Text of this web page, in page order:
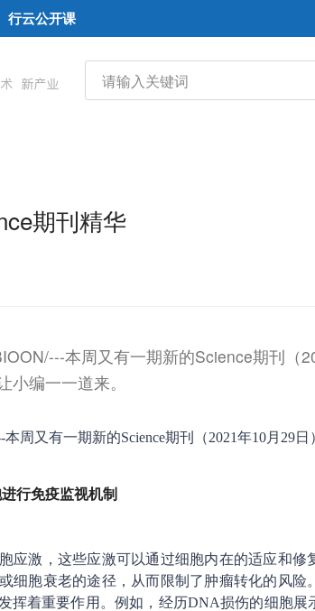
行云公开课
期刊精华
本周又有一期新的Science期刊（
编一一道来。
周又有一期新的Science期刊（2021年10月29
行免疫监视机制
应激，这些应激可以通过细胞内在的适应和修
细胞衰老的途径，从而限制了肿瘤转化的风险
挥着重要作用。例如，经历DNA损伤的细胞展